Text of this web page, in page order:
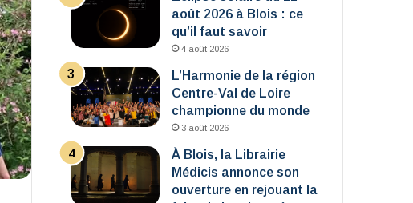
août 2026 à Blois : ce
qu’il faut savoir
4 août 2026
L’Harmonie de la région
Centre-Val de Loire
championne du monde
3 août 2026
À Blois, la Librairie
Médicis annonce son
ouverture en rejouant la